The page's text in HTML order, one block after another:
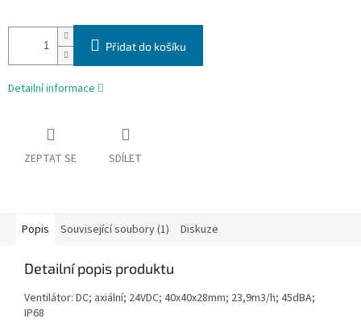
Přidat do košíku
Detailní informace
ZEPTAT SE SDÍLET
Popis Související soubory (1) Diskuze
Detailní popis produktu
Ventilátor: DC; axiální; 24VDC; 40x40x28mm; 23,9m3/h; 45dBA;
IP68